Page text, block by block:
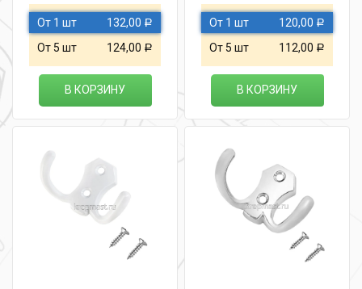
От 1 шт 132,00 Р
От 5 шт 124,00 Р
В КОРЗИНУ
От 1 шт 120,00 Р
От 5 шт 112,00 Р
В КОРЗИНУ